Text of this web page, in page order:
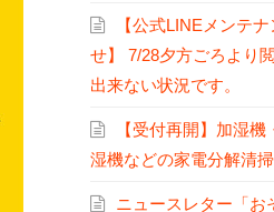
【公式LINEメンテ
せ】 7/28夕方ごろより
出来ない状況です。
【受付再開】加湿
湿機などの家電分解清掃
ニュースレター「お